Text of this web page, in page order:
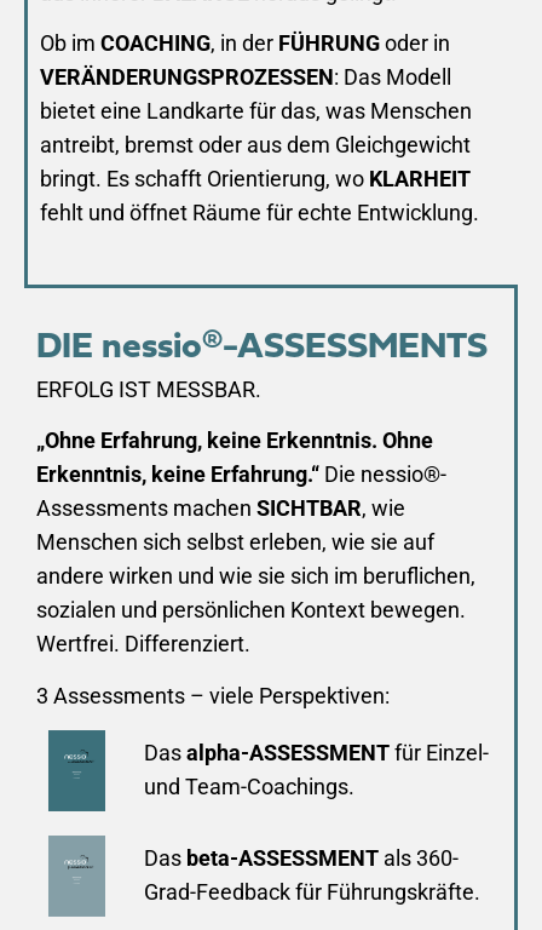
Ob im COACHING, in der FÜHRUNGoder in
VERÄNDERUNGSPROZESSEN: Das Modell
bietet eine Landkarte für das, was Menschen
antreibt, bremst oder aus dem Gleichgewicht
bringt. Es schafft Orientierung, wo KLARHEIT
fehlt und öffnet Räume für echte Entwicklung.
DIE nessio®-ASSESSMENTS
ERFOLG IST MESSBAR.
„Ohne Erfahrung, keine Erkenntnis. Ohne
Erkenntnis, keine Erfahrung.“ Die nessio®-
Assessments machen SICHTBAR, wie
Menschen sich selbst erleben, wie sie auf
andere wirken und wie sie sich im beruflichen,
sozialen und persönlichen Kontext bewegen.
Wertfrei. Differenziert.
3 Assessments – viele Perspektiven:
Dasalpha-ASSESSMENTfür Einzel-
und Team-Coachings.
Das beta-ASSESSMENTals 360-
Grad-Feedback für Führungskräfte.